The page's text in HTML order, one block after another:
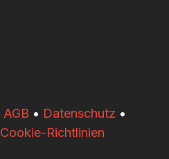
AGB • Datenschutz •
Cookie-Richtlinien